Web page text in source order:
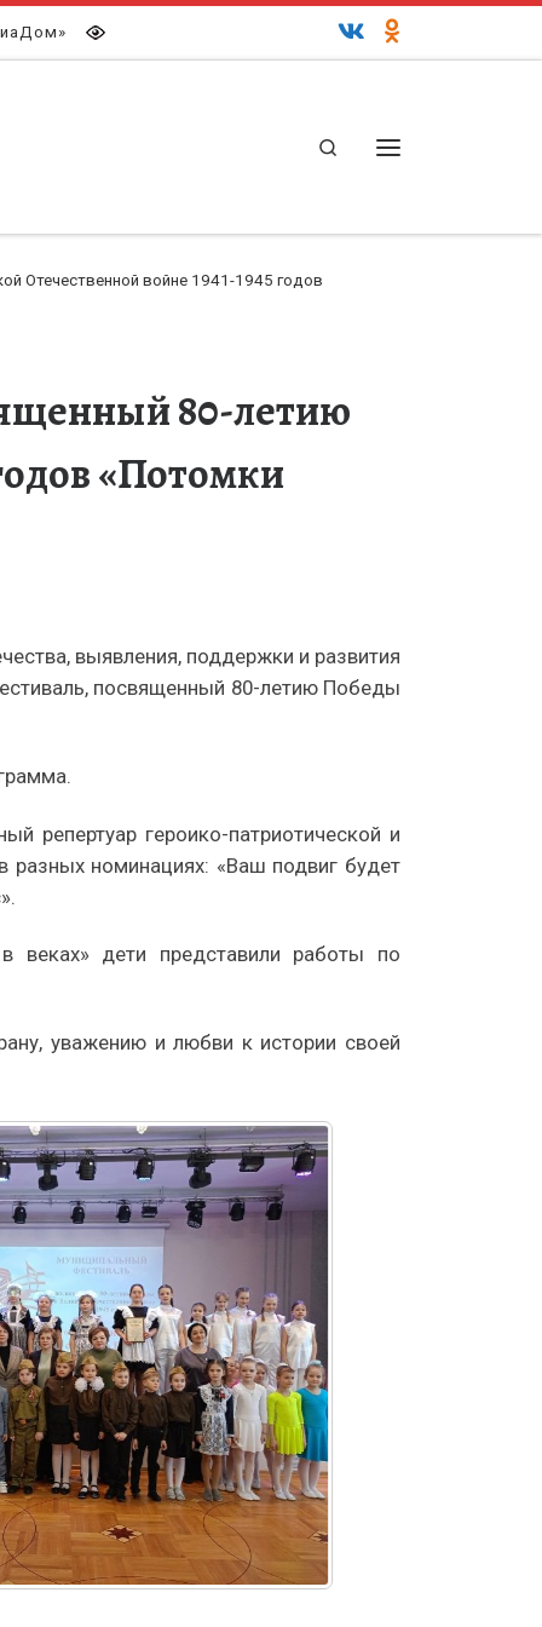
Search
Отечественной войне 1941-1945 годов
80-летию
«Потомки
выявления, поддержки и развития
посвященный 80-летию Победы
репертуар героико-патриотической и
разных номинациях: «Ваш подвиг будет
веках» дети представили работы по
уважению и любви к истории своей